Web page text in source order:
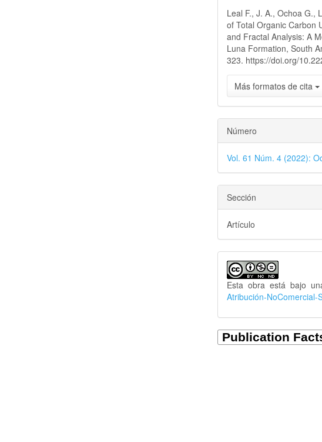
artículo
Leal F., J. A., Ochoa G.,
of Total Organic Carbon
and Fractal Analysis: A
Luna Formation, South
323. https://doi.org/
Más formatos de cita
Número
Vol. 61 Núm. 4 (2022):
Sección
Artículo
Esta obra está bajo
Atribución-NoComercial-